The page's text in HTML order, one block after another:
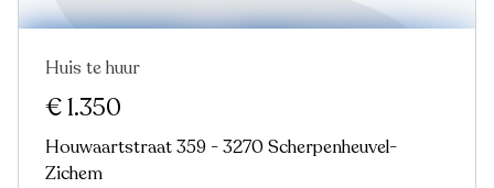
Huis te huur
€ 1.350
Houwaartstraat 359 - 3270 Scherpenheuvel-
Zichem